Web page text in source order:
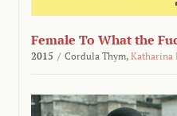
Female To What the
2015 / Cordula Thym, Katharina